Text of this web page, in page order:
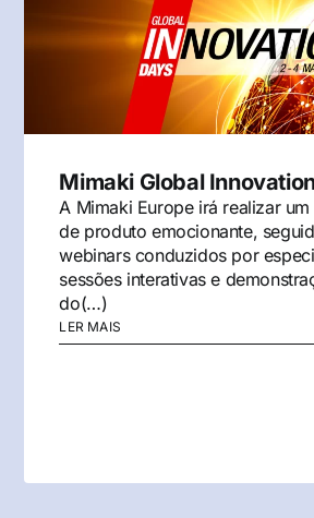
Mimaki Global
A Mimaki Europe irá realizar
de produto emocionante,
webinars conduzidos por
sessões interativas e
do(…)
LER MAIS